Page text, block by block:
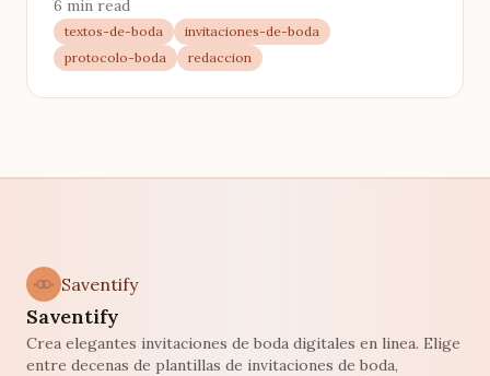
ejemplos.
6 min read
textos-de-boda
invitaciones-de-boda
protocolo-boda
redaccion
Saventify
Saventify
Crea elegantes invitaciones de boda digitales en linea. Elige
entre decenas de plantillas de invitaciones de boda,